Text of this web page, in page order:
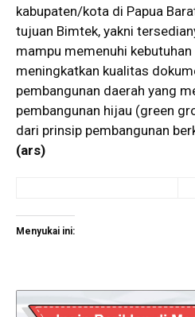
kabupaten/kota di Papua
tujuan Bimtek, yakni
mampu memenuhi
meningkatkan kualitas
pembangunan daerah yang
pembangunan hijau (green
dari prinsip pembangunan
(ars)
Menyukai ini: